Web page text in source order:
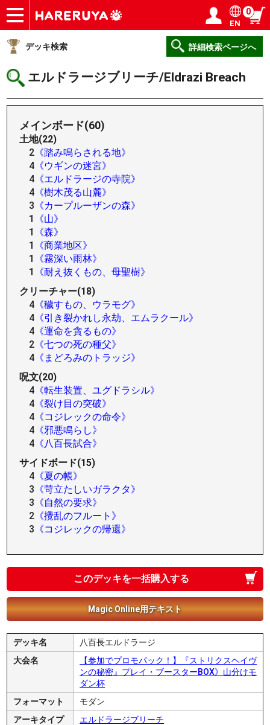
ショップ
買取
記事
デッキ検索
デッキ構築
選手一覧
店舗一覧
イベント
ヘルプ
お問い合わせ ログイン／会員登録
EN
0
デッキ検索 詳細検索ページへ
エルドラージブリーチ/Eldrazi Breach
メインボード(60)
土地(22)
2 《踏み鳴らされる地》
4 《ウギンの迷宮》
4 《エルドラージの寺院》
4 《樹木茂る山麓》
3 《カープルーザンの森》
1
《山》
1
《森》
1
《商業地区》
1
《霧深い雨林》
1
《耐え抜くもの、母聖樹》
クリーチャー(18)
4 《穢すもの、ウラモグ》
4 《引き裂かれし永劫、エムラクール》
4 《運命を貪るもの》
2 《七つの死の種父》
4 《まどろみのトラッジ》
呪文(20)
4 《転生装置、ユグドラシル》
4 《裂け目の突破》
4 《コジレックの命令》
4 《邪悪鳴らし》
4 《八百長試合》
サイドボード(15)
4 《夏の帳》
3 《苛立たしいガラクタ》
3 《自然の要求》
2 《攪乱のフルート》
3 《コジレックの帰還》
このデッキを一括購入する
Magic Online用テキスト
デッキ名
八百長エルドラージ
大会名
【参加でプロモパック！】『ストリクスヘイヴ
ンの秘密』プレイ・ブースターBOX》山分けモ
ダン杯
フォーマット
モダン
アーキタイプ
エルドラージブリーチ